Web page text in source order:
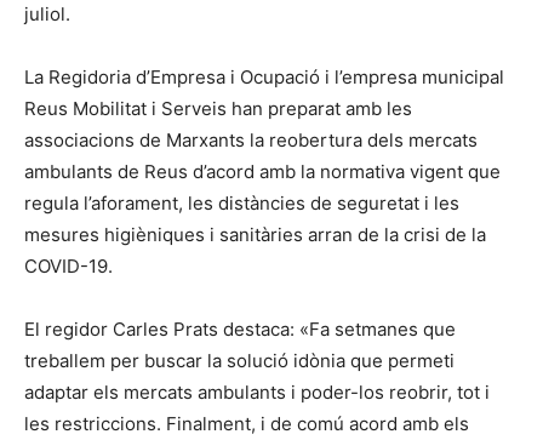
juliol.
La Regidoria d’Empresa i Ocupació i l’empresa municipal
Reus Mobilitat i Serveis han preparat amb les
associacions de Marxants la reobertura dels mercats
ambulants de Reus d’acord amb la normativa vigent que
regula l’aforament, les distàncies de seguretat i les
mesures higièniques i sanitàries arran de la crisi de la
COVID-19.
El regidor Carles Prats destaca: «Fa setmanes que
treballem per buscar la solució idònia que permeti
adaptar els mercats ambulants i poder-los reobrir, tot i
les restriccions. Finalment, i de comú acord amb els